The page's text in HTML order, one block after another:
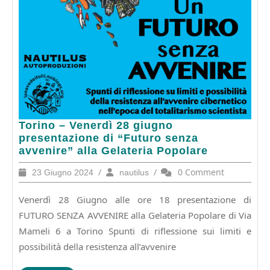
Torino – Venerdì 28 giugno
presentazione di “Futuro senza
avvenire” alla Gelateria Popolare
Torino
–
Venerdì
28
giugno
di
“Futuro
senza
avvenire”
alla
23 Giugno 2024 23
Giugno
2024
/ nautilusnautilus
/ 0 Comment
Venerdì 28 Giugno alle ore 18 presentazione di
FUTURO SENZA AVVENIRE alla Gelateria Popolare di Via
Mameli 6 a Torino Spunti di riflessione sui limiti e
possibilità della resistenza all’avvenire